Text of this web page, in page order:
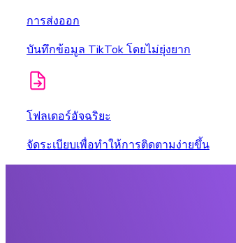
การส่งออก
บันทึกข้อมูล TikTok โดยไม่ยุ่งยาก
โฟลเดอร์อัจฉริยะ
จัดระเบียบเพื่อทำให้การติดตามง่ายขึ้น